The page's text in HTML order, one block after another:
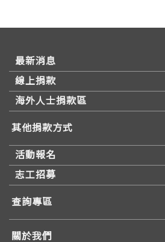
最新消息
線上捐款
海外人士捐款區
其他捐款方式
活動報名
志工招募
查詢專區
關於我們